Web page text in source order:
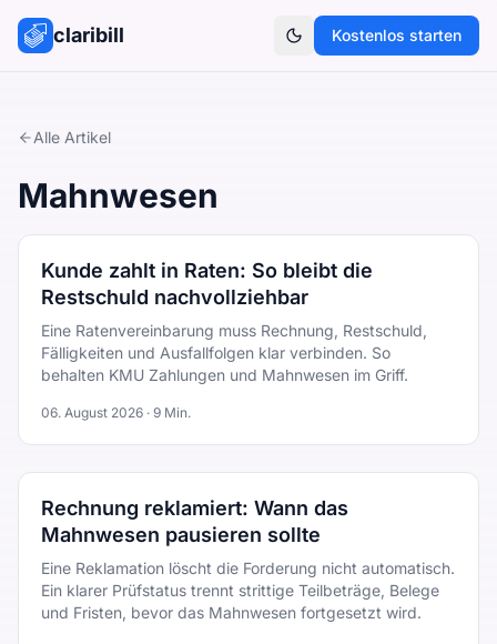
claribill Theme umschalten
Kostenlos starten
Alle Artikel
Mahnwesen
Kunde zahlt in Raten: So bleibt die
Restschuld nachvollziehbar
Eine Ratenvereinbarung muss Rechnung, Restschuld,
Fälligkeiten und Ausfallfolgen klar verbinden. So
behalten KMU Zahlungen und Mahnwesen im Griff.
06. August 2026 · 9 Min.
Rechnung reklamiert: Wann das
Mahnwesen pausieren sollte
Eine Reklamation löscht die Forderung nicht automatisch.
Ein klarer Prüfstatus trennt strittige Teilbeträge, Belege
und Fristen, bevor das Mahnwesen fortgesetzt wird.